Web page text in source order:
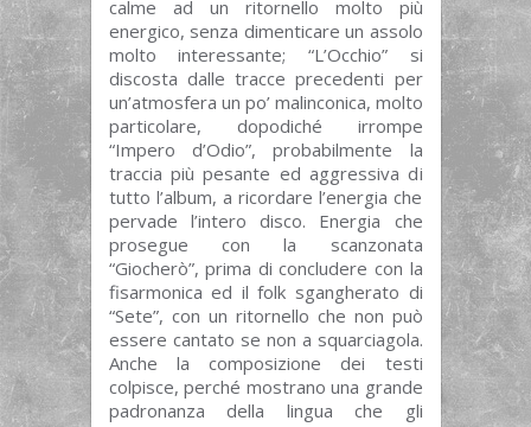
calme ad un ritornello molto più
energico, senza dimenticare un assolo
molto interessante; “L’Occhio” si
discosta dalle tracce precedenti per
un’atmosfera un po’ malinconica, molto
particolare, dopodiché irrompe
“Impero d’Odio”, probabilmente la
traccia più pesante ed aggressiva di
tutto l’album, a ricordare l’energia che
pervade l’intero disco. Energia che
prosegue con la scanzonata
“Giocherò”, prima di concludere con la
fisarmonica ed il folk sgangherato di
“Sete”, con un ritornello che non può
essere cantato se non a squarciagola.
Anche la composizione dei testi
colpisce, perché mostrano una grande
padronanza della lingua che gli